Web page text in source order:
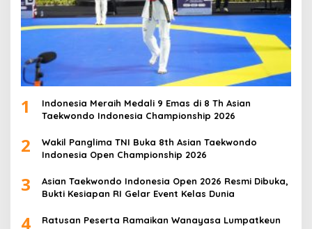
1
Indonesia Meraih Medali 9 Emas di 8 Th Asian
Taekwondo Indonesia Championship 2026
2
Wakil Panglima TNI Buka 8th Asian Taekwondo
Indonesia Open Championship 2026
3
Asian Taekwondo Indonesia Open 2026 Resmi Dibuka,
Bukti Kesiapan RI Gelar Event Kelas Dunia
4
Ratusan Peserta Ramaikan Wanayasa Lumpatkeun